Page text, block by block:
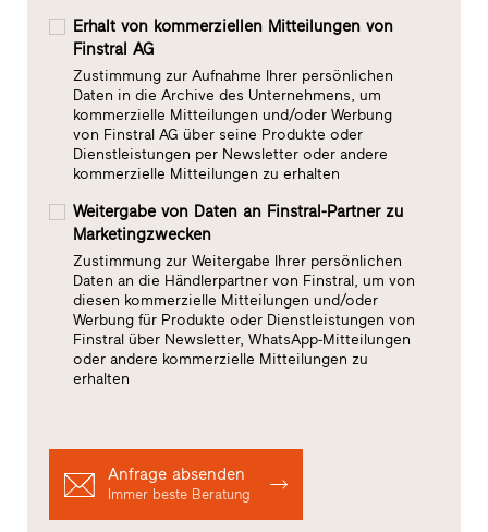
Erhalt von kommerziellen Mitteilungen von
Finstral AG
Zustimmung zur Aufnahme Ihrer persönlichen
Daten in die Archive des Unternehmens, um
kommerzielle Mitteilungen und/oder Werbung
von Finstral AG über seine Produkte oder
Dienstleistungen per Newsletter oder andere
kommerzielle Mitteilungen zu erhalten
Weitergabe von Daten an Finstral-Partner zu
Marketingzwecken
Zustimmung zur Weitergabe Ihrer persönlichen
Daten an die Händlerpartner von Finstral, um von
diesen kommerzielle Mitteilungen und/oder
Werbung für Produkte oder Dienstleistungen von
Finstral über Newsletter, WhatsApp-Mitteilungen
oder andere kommerzielle Mitteilungen zu
erhalten
Anfrage absenden
Immer beste Beratung